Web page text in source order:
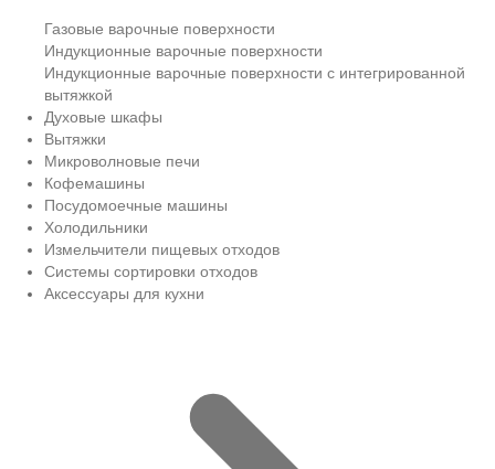
Газовые варочные поверхности
Индукционные варочные поверхности
Индукционные варочные поверхности с интегрированной
вытяжкой
Духовые шкафы
Вытяжки
Микроволновые печи
Кофемашины
Посудомоечные машины
Холодильники
Измельчители пищевых отходов
Системы сортировки отходов
Аксессуары для кухни